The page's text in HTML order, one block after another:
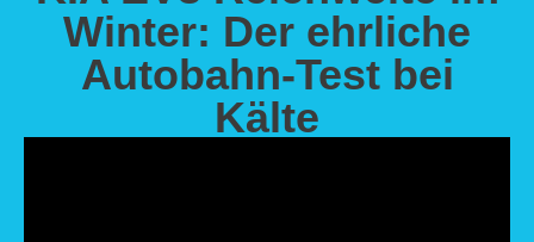
Winter: Der ehrliche
Autobahn-Test bei
Kälte